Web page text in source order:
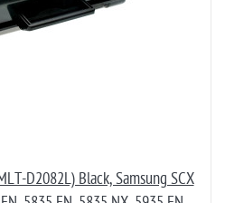
D2082L) Black, Samsung SCX